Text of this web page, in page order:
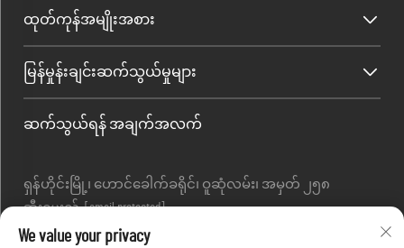
ထုတ်ကုန်အမျိုးအစား
မြန်မှုန်းချင်းဆက်သွယ်မှုများ
ဆက်သွယ်ရန် အချက်အလက်
ရှန်ဟိုင်းမြို့၊ ဟောင်ခေါက်ခရိုင်၊ ဝူဆုံလမ်း၊ အမှတ် ၂၅၈
အီးမေးလ် :[email protected]
တယ်လီဖုန်း :+86-13280087620
We value your privacy